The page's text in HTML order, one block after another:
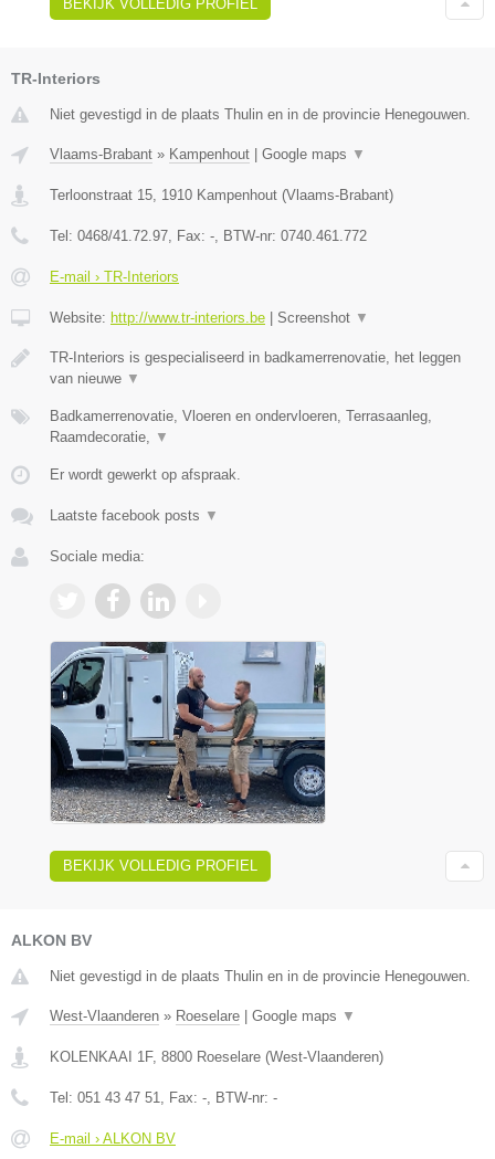
BEKIJK VOLLEDIG PROFIEL
TR-Interiors
Niet gevestigd in de plaats Thulin en in de provincie Henegouwen.
Vlaams-Brabant » Kampenhout | Google maps ▼
Terloonstraat 15 1910 Kampenhout (Vlaams-Brabant)
Tel: 0468/41.72.97 , Fax: - , BTW-nr: 0740.461.772
E-mail › TR-Interiors
Website: http://www.tr-interiors.be | Screenshot ▼
TR-Interiors is gespecialiseerd in badkamerrenovatie, het leggen
van nieuwe ▼
Badkamerrenovatie, Vloeren en ondervloeren, Terrasaanleg,
Raamdecoratie,
▼
Er wordt gewerkt op afspraak.
Laatste facebook posts ▼
Sociale media:
BEKIJK VOLLEDIG PROFIEL
ALKON BV
Niet gevestigd in de plaats Thulin en in de provincie Henegouwen.
West-Vlaanderen » Roeselare Google maps ▼
KOLENKAAI 1F, 8800 Roeselare (West-Vlaanderen)
Tel: 051 43 47 51, Fax: -, BTW-nr: -
E-mail › ALKON BV